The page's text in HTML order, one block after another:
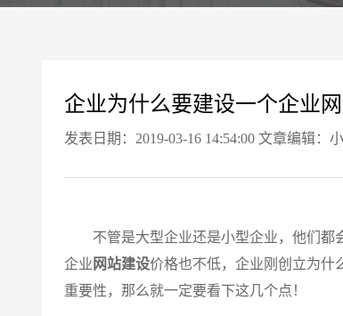
企业为什么要建设一个企业
发表日期：2019-03-16 14:54:00 文章编辑：
不管是大型企业还是小型企业，他们都会
企业 网站建设价格也不低，企业刚创立为什
重要性，那么就一定要看下这几个点！